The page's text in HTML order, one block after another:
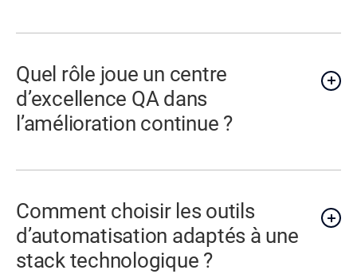
Quel rôle joue un centre
d’excellence QA dans
l’amélioration continue ?
Comment choisir les outils
d’automatisation adaptés à une
stack technologique ?